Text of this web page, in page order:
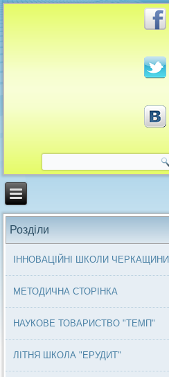
Розділи
ІННОВАЦІЙНІ ШКОЛИ ЧЕРКАЩИНИ
МЕТОДИЧНА СТОРІНКА
НАУКОВЕ ТОВАРИСТВО "ТЕМП"
ЛІТНЯ ШКОЛА "ЕРУДИТ"